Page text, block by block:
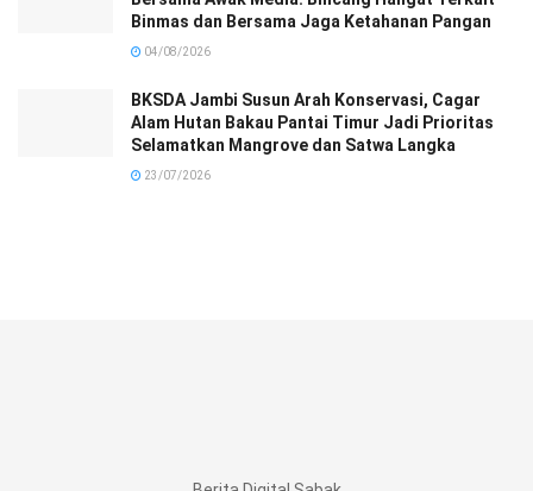
Binmas dan Bersama Jaga Ketahanan Pangan
04/08/2026
BKSDA Jambi Susun Arah Konservasi, Cagar
Alam Hutan Bakau Pantai Timur Jadi Prioritas
Selamatkan Mangrove dan Satwa Langka
23/07/2026